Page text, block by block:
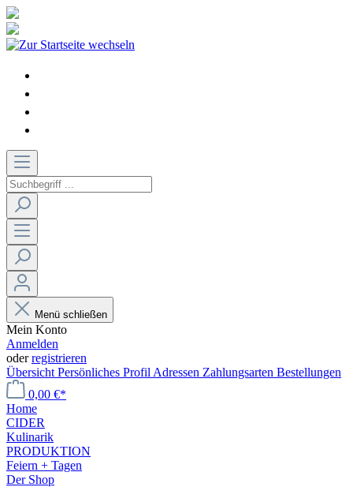
Menü schließen
Mein Konto
Anmelden
oderregistrieren
Übersicht Persönliches Profil Adressen Zahlungsarten Bestellungen
0,00 €*
Home
CIDER
Kulinarik
PRODUKTION
Feiern + Tagen
Der Shop